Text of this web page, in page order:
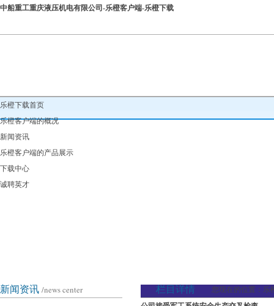
中船重工重庆液压机电有限公司-乐橙客户端-乐橙下载
乐橙下载首页
乐橙客户端的概况
新闻资讯
乐橙客户端的产品展示
下载中心
诚聘英才
新闻资讯 /news center 您现在的位置： 乐
栏目详情